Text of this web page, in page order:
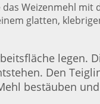
Weizenmehl
glatten,
legen.
Den
bestäuben